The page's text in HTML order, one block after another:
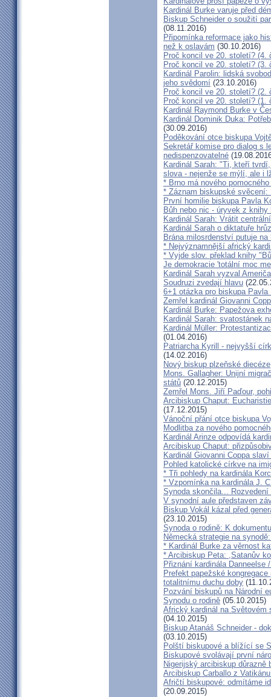
Kardinál Burke varuje před
Biskup Schneider o soužití
(08.11.2016)
Připomínka reformace jako
než k oslavám (30.10.2016)
Proč koncil ve 20. století? (4.
Proč koncil ve 20. století? (3.
Kardinál Parolin: lidská
jeho svědomí (23.10.2016)
Proč koncil ve 20. století? (2.
Proč koncil ve 20. století? (1.
Kardinál Raymond Burke v
Kardinál Dominik Duka:
(30.09.2016)
Poděkování otce biskupa
Sekretář komise pro dialog s
nedispenzovatelné
Kardinál Sarah: "Ti, kteří
slova - nejenže se mýlí, ale i
* Brno má nového
* Záznam biskupské svěcení:
První homilie biskupa Pavla
Bůh nebo nic - úryvek z knihy
Kardinál Sarah: Vrátit
Kardinál Sarah o diktatuře
Brána milosrdenství putuje
* Nejvýznamnější africký
* Vyjde slov. překlad knihy
Je demokracie 'totální moc
Kardinál Sarah vyzval
Soudruzi zvedají hlavu
6+1 otázka pro biskupa Pavla
Zemřel kardinál Giovanni
Kardinál Burke: Papežova
Kardinál Sarah: svatostánek
Kardinál Müller:
(01.04.2016)
Patriarcha Kyrill - nejvyšší
(14.02.2016)
Nový biskup plzeňské diecéze
Mons. Gallagher: Unijní
států (20.12.2015)
Zemřel Mons. Jiří Paďour,
Arcibiskup Chaput:
(17.12.2015)
Vánoční přání otce biskupa
Modlitba za nového
Kardinál Arinze odpovídá
Arcibiskup Chaput:
Kardinál Giovanni Coppa
Pohled katolické církve na
* Tři pohledy na kardinála
* Vzpomínka na kardinála J.
Synoda skončila...
V synodní aule představen
Biskup Vokál kázal před
(23.10.2015)
Synoda o rodině: K
Německá strategie na
* Kardinál Burke za věrnost
* Arcibiskup Peta: ,Satanův
Přiznání kardinála Danneelse
Prefekt papežské
totalitnímu duchu doby
Pozvání biskupů na Národní
Synodu o rodině (05.10.2015)
Africký kardinál na Světovém
(04.10.2015)
Biskup Atanáš Schneider -
(03.10.2015)
Polští biskupové a blížící se
Biskupové svolávají první
Nigerijský arcibiskup důrazně
Arcibiskup Carballo z
Afričtí biskupové: odmítáme
(20.09.2015)